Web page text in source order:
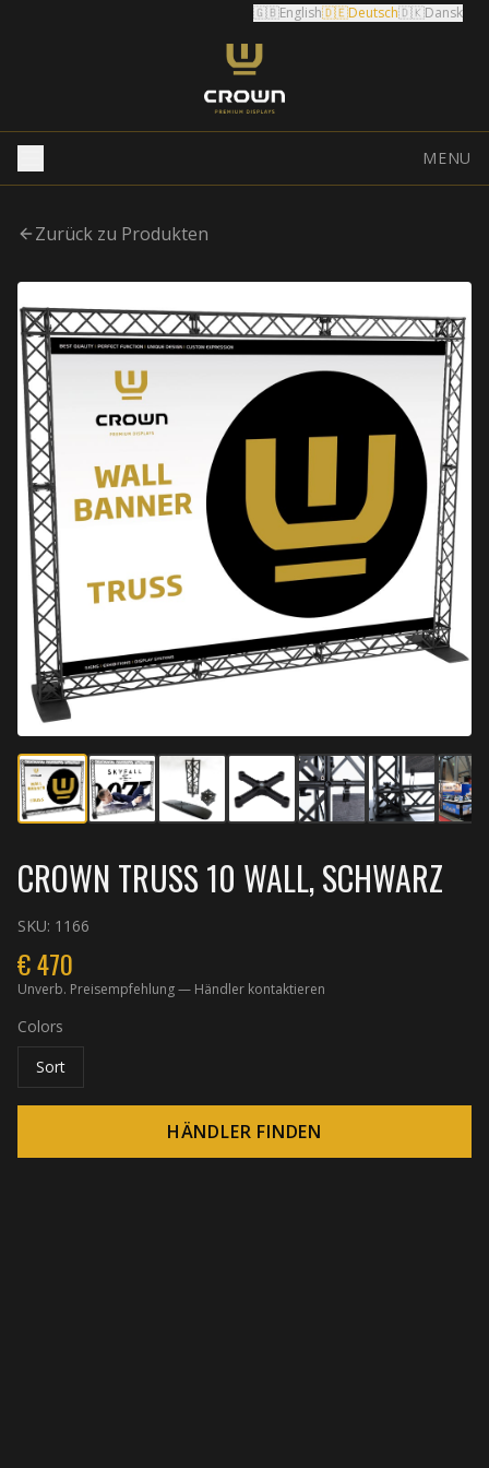
🇬🇧English🇩🇪Deutsch🇩🇰Dansk
MENU
Zurück zu Produkten
CROWN TRUSS 10 WALL, SCHWARZ
SKU: 1166
€470
Unverb. Preisempfehlung — Händler kontaktieren
Colors
Sort
HÄNDLER FINDEN